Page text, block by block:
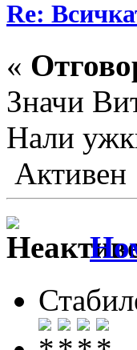
Re:
«
Значи
Нали
Активен